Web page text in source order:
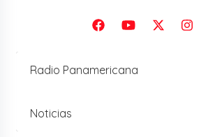
Radio Panamericana
Noticias